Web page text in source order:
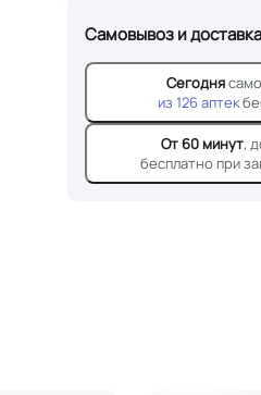
Самовывоз и
Сегодня
из 126аптек
От 60 минут,
бесплатно при